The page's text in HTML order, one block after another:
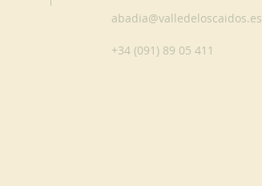
abadia@valledeloscaidos.es
+34 (091) 89 05 411